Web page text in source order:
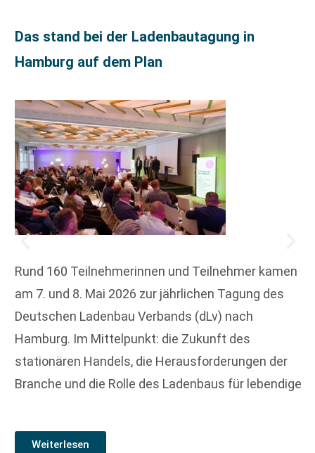
Das stand bei der Ladenbautagung in
Hamburg auf dem Plan
Rund 160 Teilnehmerinnen und Teilnehmer kamen
am 7. und 8. Mai 2026 zur jährlichen Tagung des
Deutschen Ladenbau Verbands (dLv) nach
Hamburg. Im Mittelpunkt: die Zukunft des
stationären Handels, die Herausforderungen der
Branche und die Rolle des Ladenbaus für lebendige
Weiterlesen